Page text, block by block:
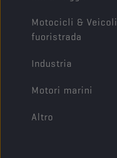
Motocicli & Veicoli
fuoristrada
Industria
Motori marini
Altro